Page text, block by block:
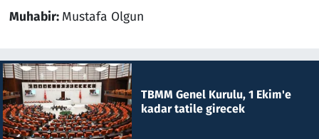
Muhabir: Mustafa Olgun
TBMM Genel Kurulu, 1 Ekim'e
kadar tatile girecek